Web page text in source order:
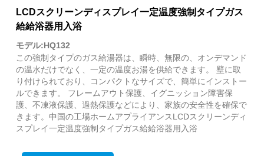
LCDスクリーンディスプレイ一定温度強制タイプガス
給給浴器用入浴
モデル:HQ132
この強制タイプのガス給湯器は、瞬時、無限の、オンデマンド
の温水だけでなく、一定の温度お湯を供給できます。 壁に取
り付けられており、コンパクトなサイズで、簡単にインストー
ルできます。 フレームアウト保護、イグニッション障害保
護、不凍液保護、過熱保護などにより、家族の安全性を確保で
きます。中国の工場ホームアプライアンスLCDスクリーンディ
スプレイ一定温度強制タイプガス給給浴器用入浴